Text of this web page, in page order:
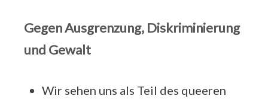
Gegen Ausgrenzung, Diskriminierung
und Gewalt
Wir sehen uns als Teil des queeren